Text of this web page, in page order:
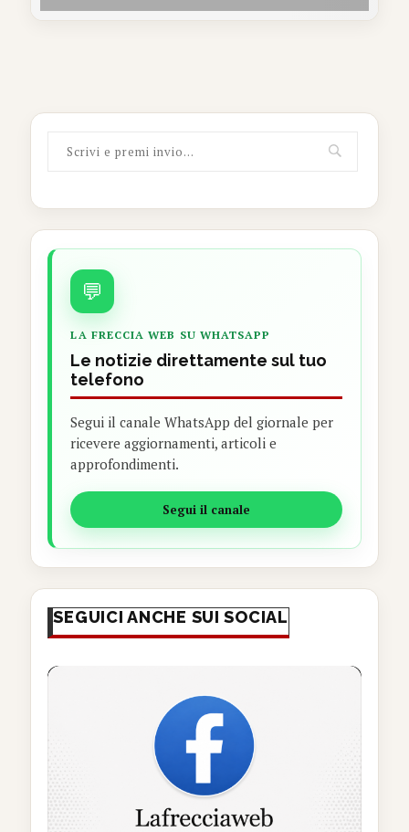
💬
LA FRECCIA WEB SU WHATSAPP
Le notizie direttamente sul tuo
telefono
Segui il canale WhatsApp del giornale per
ricevere aggiornamenti, articoli e
approfondimenti.
Segui il canale
SEGUICI ANCHE SUI SOCIAL